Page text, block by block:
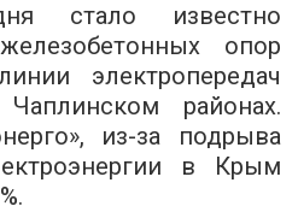
стало известно
опор
электропередач
районах.
из-за подрыва
в Крым